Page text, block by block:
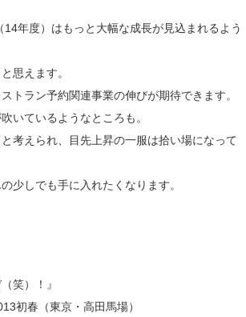
年度）はもっと大幅な成長が見込まれるよう
思えます。
トラン予約関連事業の伸びが期待できます。
いているようなところも。
考えられ、目先上昇の一服は拾い場になって
少しでも手に入れたくなります。
笑）！』
初春（東京・高田馬場）